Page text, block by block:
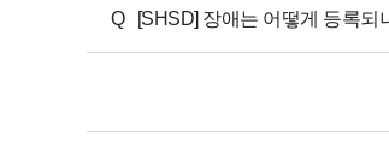
Q [SHSD] 장애는 어떻게 등록